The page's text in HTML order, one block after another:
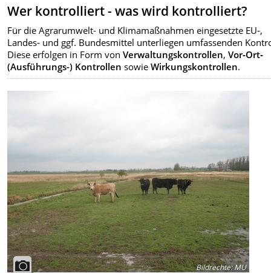
Wer kontrolliert - was wird kontrolliert?
Für die Agrarumwelt- und Klimamaßnahmen eingesetzte EU‑,
Landes‑ und ggf. Bundesmittel unterliegen umfassenden
Diese erfolgen in Form vonVerwaltungskontrollen,Vor‑Ort‑
(Ausführungs-) Kontrollen sowieWirkungskontrollen.
Bildrechte:MU